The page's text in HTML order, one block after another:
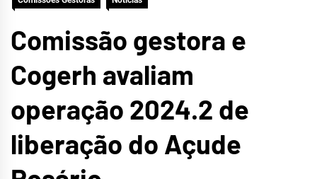
Comissão gestora e
Cogerh avaliam
operação 2024.2 de
liberação do Açude